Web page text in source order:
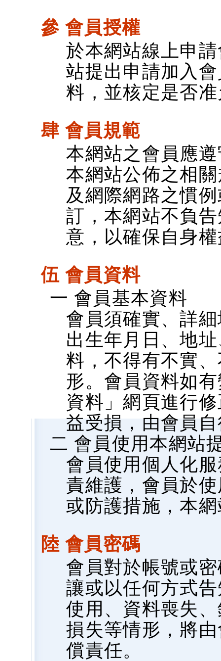
參 會員授權
於本網站線上申
站提出申請加入
料，並核定是否
肆 會員規範
本網站之會員應
本網站公佈之相
及網際網路之慣
訂，本網站不負
意，以確保自身
伍 會員資料
一 會員基本資料
會員須確實、詳
出生年月日、地
料，不得有不實
形。會員資料如
資料」網頁進行
益受損，由會員
二 會員使用本網站
會員使用個人化
責維護，會員於
或防護措施，本
陸 會員密碼
會員對於帳號或
讓或以任何方式
使用、資料喪失
損失等情形，將
償責任。